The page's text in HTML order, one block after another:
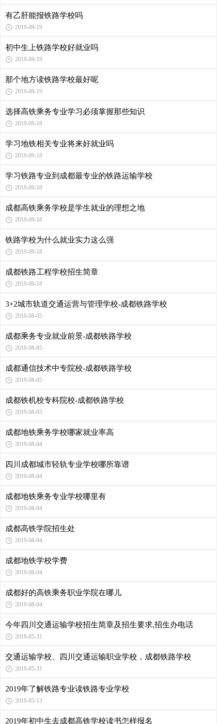
有乙肝能报铁路学校吗
2019-09-19
初中生上铁路学校好就业吗
2019-09-19
那个地方读铁路学校最好呢
2019-09-19
选择高铁乘务专业学习必须掌握那些知识
2019-09-18
学习地铁相关专业将来好就业吗
2019-09-18
学习铁路专业到成都最专业的铁路运输学校
2019-09-18
成都高铁乘务学校是学生就业的理想之地
2019-09-18
铁路学校为什么就业实力这么强
2019-09-18
成都铁路工程学校招生简章
2019-09-18
3+2城市轨道交通运营与管理学校-成都铁路学校
2019-08-05
成都乘务专业就业前景-成都铁路学校
2019-08-05
成都通信技术中专院校-成都铁路学校
2019-08-05
成都铁机校专科院校-成都铁路学校
2019-08-05
成都地铁乘务学校哪家就业率高
2019-08-04
四川成都城市轻轨专业学校哪所靠谱
2019-08-04
成都地铁乘务专业学校哪里有
2019-08-04
成都高铁学院招生处
2019-08-04
成都地铁学校学费
2019-08-04
成都好的高铁乘务职业学院在哪儿
2019-08-04
今年四川交通运输学校招生简章及招生要求,招生办电话
2019-05-31
交通运输学校、四川交通运输职业学校，成都铁路学校
2019-05-31
2019年了解铁路专业读铁路专业学校
2019-05-13
2019年初中生去成都高铁学校读书怎样报名